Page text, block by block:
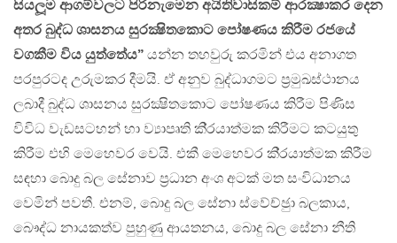
සියලූම ආගම්වලට පිරිනැමෙන අයිතිවාසිකම් ආරක්‍ෂාකර දෙන
අතර බුද්ධ ශාසනය සුරක්‍ෂිතකොට පෝෂණය කිරීම රජයේ
වගකීම විය යුත්තේය” යන්න තහවුරු කරමින් එය අනාගත
පරපුරටද උරුමකර දීමයි. ඒ අනුව බුද්ධාගමට ප‍්‍රමුඛස්ථානය
ලබාදී බුද්ධ ශාසනය සුරක්‍ෂිතකොට පෝෂණය කිරීම පිණිස
විවිධ වැඩසටහන් හා ව්‍යාපෘති කි‍්‍රයාත්මක කිරීමට කටයුතු
කිරීම එහි මෙහෙවර වෙයි. එකී මෙහෙවර කි‍්‍රයාත්මක කිරීම
සඳහා බොදු බල සේනාව ප‍්‍රධාන අංශ අටක් මත සංවිධානය
වෙමින් පවතී. එනම්, බොදු බල සේනා ස්වේච්ඡුා බලකාය,
බෞද්ධ නායකත්ව පුහුණු ආයතනය, බොදු බල සේනා නීති